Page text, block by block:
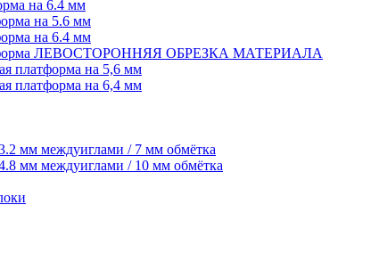
на 6.4 мм
на 5.6 мм
на 6.4 мм
ЛЕВОСТОРОННЯЯ ОБРЕЗКА МАТЕРИАЛА
платформа на 5,6 мм
платформа на 6,4 мм
мм междуиглами / 7 мм обмётка
мм междуиглами / 10 мм обмётка